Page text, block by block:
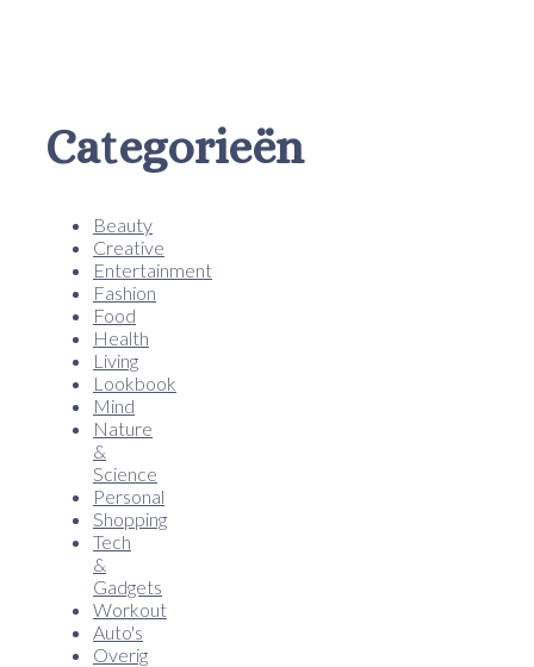
Categorieën
Beauty
Creative
Entertainment
Fashion
Food
Health
Living
Lookbook
Mind
Nature
&
Science
Personal
Shopping
Tech
&
Gadgets
Workout
Auto's
Overig